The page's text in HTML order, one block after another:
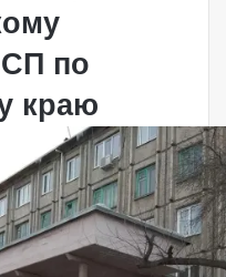
по
краю